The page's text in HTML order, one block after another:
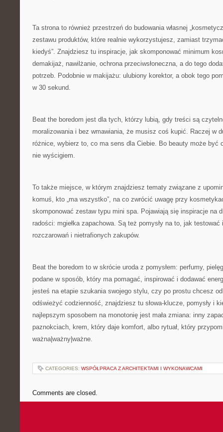
Ta strona to również przestrzeń do budowania własnej
zestawu produktów, które realnie wykorzystujesz, zamiast
kiedyś”. Znajdziesz tu inspiracje, jak skomponować minimum
demakijaż, nawilżanie, ochrona przeciwsłoneczna, a do tego
potrzeb. Podobnie w makijażu: ulubiony korektor, a obok tego
w 30 sekund.
Beat the boredom jest dla tych, którzy lubią, gdy treści są
moralizowania i bez wmawiania, że musisz coś kupić. Raczej w
różnice, wybierz to, co ma sens dla Ciebie. Bo beauty może być
nie wyścigiem.
To także miejsce, w którym znajdziesz tematy związane z
komuś, kto „ma wszystko”, na co zwrócić uwagę przy
skomponować zestaw typu mini spa. Pojawiają się inspiracje na
radości: mgiełka zapachowa. Są też pomysły na to, jak
rozczarowań i nietrafionych zakupów.
Beat the boredom to w skrócie uroda z pomysłem: perfumy,
podane w sposób, który ma pomagać, inspirować i dodawać
jesteś na etapie szukania swojego stylu, czy po prostu chcesz
odświeżyć codzienność, znajdziesz tu słowa-klucze, pomysły i
najlepszym sposobem na monotonię jest mała zmiana: inny
paznokciach, krem, który daje komfort, albo rytuał, który
ważna|ważny|ważne.
CATEGORIES: WSPÓŁPRACA Z ARCHITEKTAMI I WYKONAWCAMI
Comments are closed.